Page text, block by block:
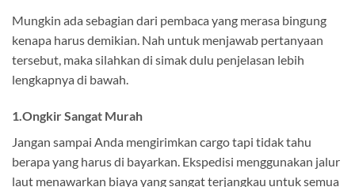
Mungkin ada sebagian dari pembaca yang merasa bingung
kenapa harus demikian. Nah untuk menjawab pertanyaan
tersebut, maka silahkan di simak dulu penjelasan lebih
lengkapnya di bawah.
1.Ongkir Sangat Murah
Jangan sampai Anda mengirimkan cargo tapi tidak tahu
berapa yang harus di bayarkan. Ekspedisi menggunakan jalur
laut menawarkan biaya yang sangat terjangkau untuk semua